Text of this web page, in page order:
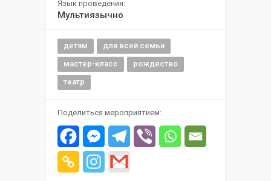
Язык проведения:
Мультиязычно
детям
для всей семьи
мастер-класс
рождество
театр
Поделиться мероприятием: